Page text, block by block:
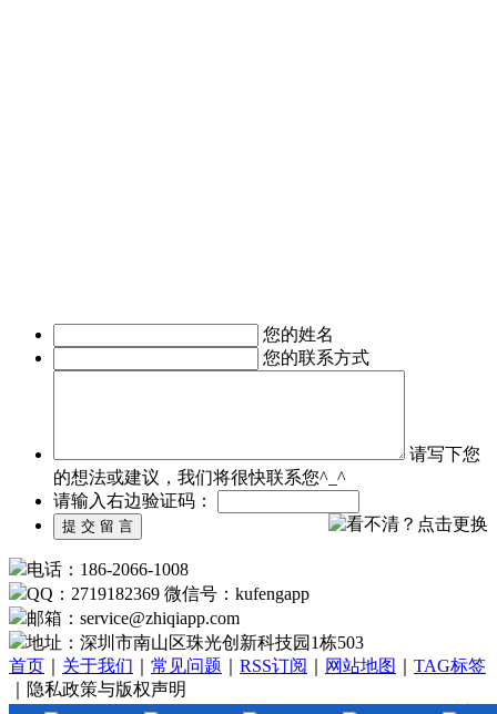
您的姓名
您的联系方式
请写下您
的想法或建议，我们将很快联系您^_^
请输入右边验证码：
电话：186-2066-1008
QQ：2719182369 微信号：kufengapp
邮箱：service@zhiqiapp.com
地址：深圳市南山区珠光创新科技园1栋503
首页
关于我们 常见问题 RSS订阅 网站地图
TAG标签
｜隐私政策与版权声明